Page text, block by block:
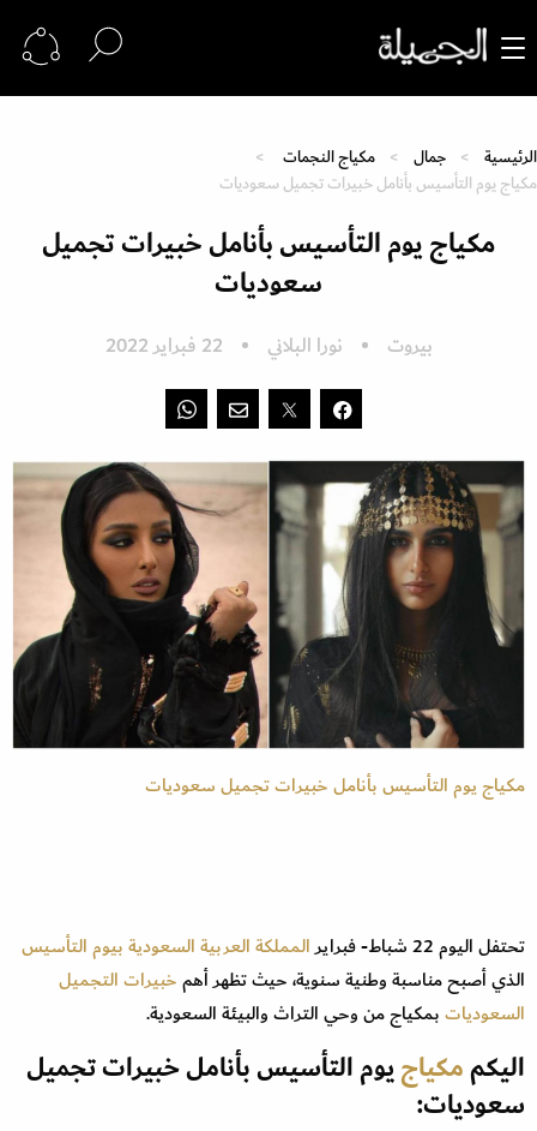
الرئيسية جمال
مكياج النجمات
مكياج يوم التأسيس بأنامل خبيرات تجميل سعوديات
مكياج يوم التأسيس بأنامل خبيرات تجميل
سعوديات
بيروت نورا البلاني 22 فبراير 2022
مكياج يوم التأسيس بأنامل خبيرات تجميل سعوديات
تحتفل اليوم 22 شباط- فبراير المملكة العربية السعوديةبيوم التأسيس
الذي أصبح مناسبة وطنية سنوية، حيث تظهر أهمخبيرات التجميل
السعودياتبمكياج من وحي التراث والبيئة السعودية.
اليكممكياجيوم التأسيس بأنامل خبيرات تجميل
سعوديات: